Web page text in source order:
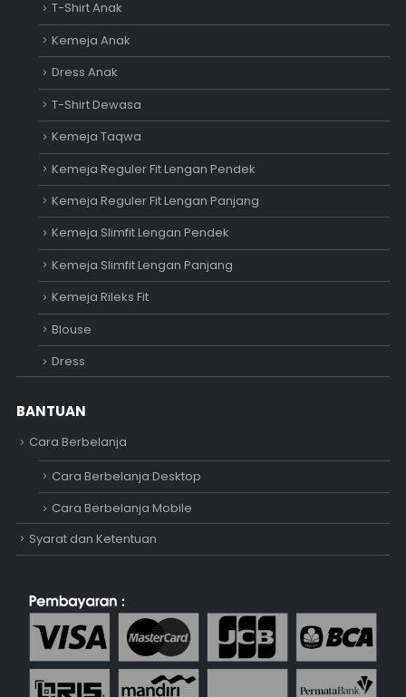
T-Shirt Anak
Kemeja Anak
Dress Anak
T-Shirt Dewasa
Kemeja Taqwa
Kemeja Reguler Fit Lengan Pendek
Kemeja Reguler Fit Lengan Panjang
Kemeja Slimfit Lengan Pendek
Kemeja Slimfit Lengan Panjang
Kemeja Rileks Fit
Blouse
Dress
BANTUAN
Cara Berbelanja
Cara Berbelanja Desktop
Cara Berbelanja Mobile
Syarat dan Ketentuan